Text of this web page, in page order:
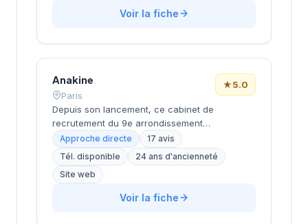
approche personnalisée. La structure affiche
prestations de conseil en recrutement.
Voir la fiche
Anakine
Paris
★5.0
Depuis son lancement, ce cabinet de
recrutement du 9e arrondissement
accompagne les entreprises dans leurs
recherches de talents, avec une approche
centrée sur les métiers du digital et de la tech.
Basée rue de Clichy dans le quartier Opéra-
Grands Boulevards, la structure développe
Approche directe
17 avis
Tél. disponible
24 ans d'ancienneté
Site web
Voir la fiche